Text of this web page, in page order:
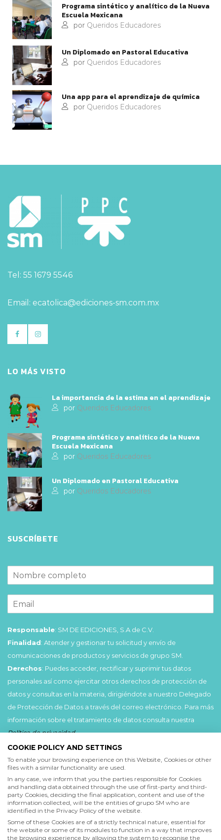
Programa sintético y analítico de la Nueva
Escuela Mexicana
por Queridos Educadores
Un Diplomado en Pastoral Educativa
por Queridos Educadores
Una app para el aprendizaje de química
por Queridos Educadores
Tel: 55 1679 5546
Email: ecatolica@ediciones-sm.com.mx
LO MÁS VISTO
La importancia de la estima en el aprendizaje
por Queridos Educadores
Programa sintético y analítico de la Nueva
Escuela Mexicana
por Queridos Educadores
Un Diplomado en Pastoral Educativa
por Queridos Educadores
SUSCRÍBETE
Responsable: SM DE EDICIONES, S.A de C.V.
Finalidad: Atender y gestionar tu solicitud y envío de
comunicaciones de productos y servicios de grupo SM.
Derechos: Puedes acceder, rectificar y suprimir tus datos
personales así como ejercitar otros derechos de protección de
datos y consultas en la materia, dirigiéndote a nuestro Delegado
de Protección de Datos a través del correo electrónico. Para más
información sobre el tratamiento de datos consulta nuestra
Política de privacidad.
He leído y acepto lasCondiciones de uso
Política de privacidad
Acepto
Deseo recibir comunicaciones comerciales de grupo SM
COOKIE POLICY AND SETTINGS
To enable your browsing experience on this Website, Cookies or other
files with a similar functionality are used.
In any case, we inform that you the parties responsible for Cookies
and handling data obtained through the use of first-party and third-
party Cookies, deciding the final application, content and use of the
information collected, will be the entities of grupo SM who are
identified in the Privacy Policy of the website.
Some of these Cookies are of a strictly technical nature, essential for
the website or some of its modules to function in a way that improves
the browsing experience by allowing the system to recognise the